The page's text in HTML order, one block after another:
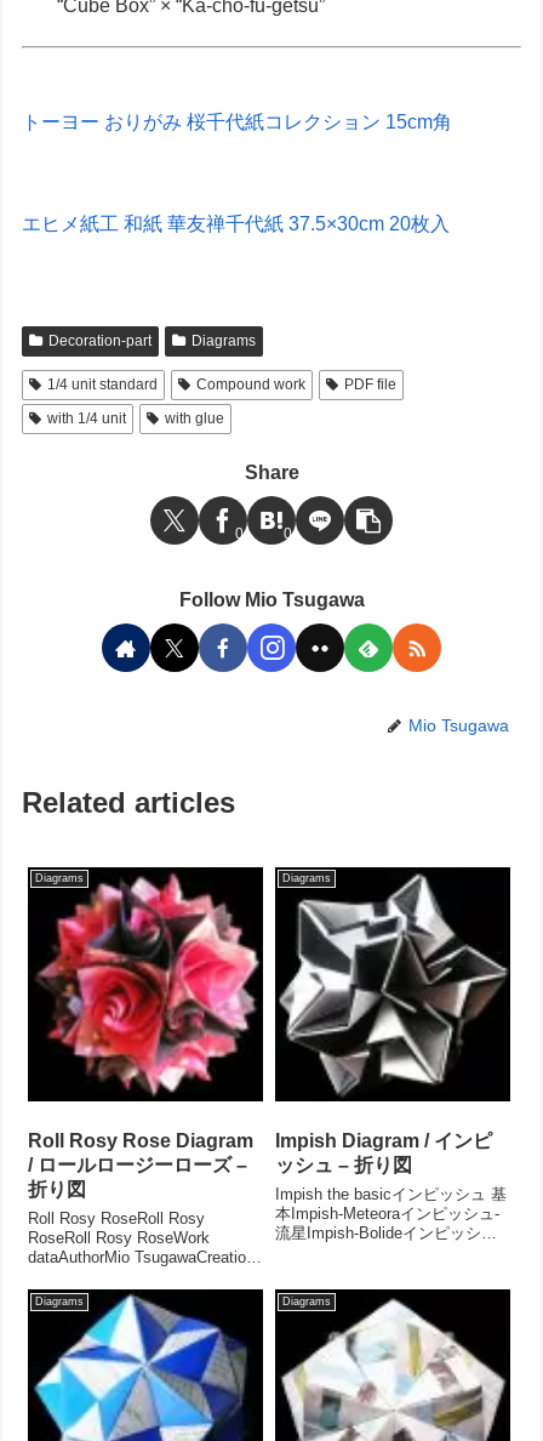
“Cube Box” × “Ka-chō-fū-getsu”
トーヨー おりがみ 桜千代紙コレクション 15cm角
エヒメ紙工 和紙 華友禅千代紙 37.5×30cm 20枚入
Decoration-part Diagrams
1/4 unit standard Compound work
PDF file
with 1/4 unit
with glue
Share
0 0
Follow Mio Tsugawa
Mio Tsugawa
Related articles
Diagrams
Roll Rosy Rose Diagram
/ ロールロージーローズ –
折り図
Roll Rosy RoseRoll Rosy
RoseRoll Rosy RoseWork
dataAuthorMio TsugawaCreation
Jul.2018Parts 12 piece...
Diagrams
Impish Diagram / インピ
ッシュ – 折り図
Impish the basicインピッシュ 基
本Impish-Meteoraインピッシュ-
流星Impish-Bolideインピッシュ-
Tsuga...
Diagrams Diagrams